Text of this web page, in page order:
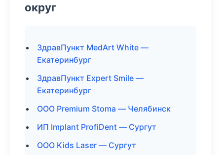
округ
ЗдравПункт MedArt White —
Екатеринбург
ЗдравПункт Expert Smile —
Екатеринбург
ООО Premium Stoma — Челябинск
ИП Implant ProfiDent — Сургут
ООО Kids Laser — Сургут